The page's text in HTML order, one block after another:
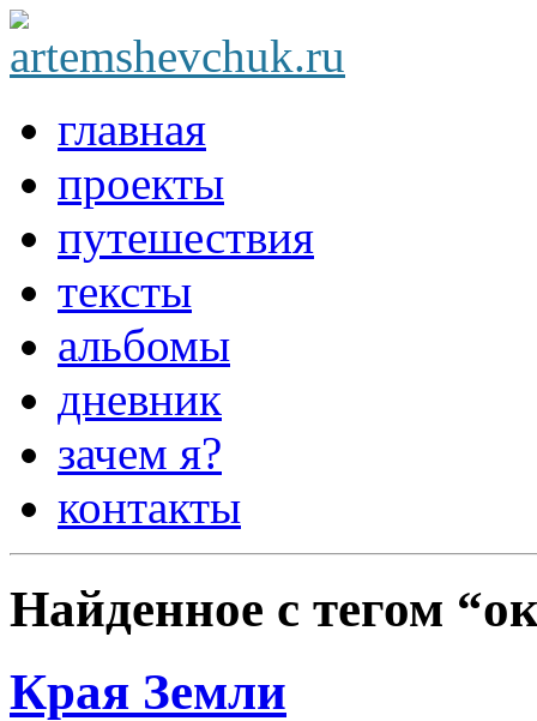
главная
проекты
путешествия
тексты
альбомы
дневник
зачем я?
контакты
Найденное с тегом
Края Земли